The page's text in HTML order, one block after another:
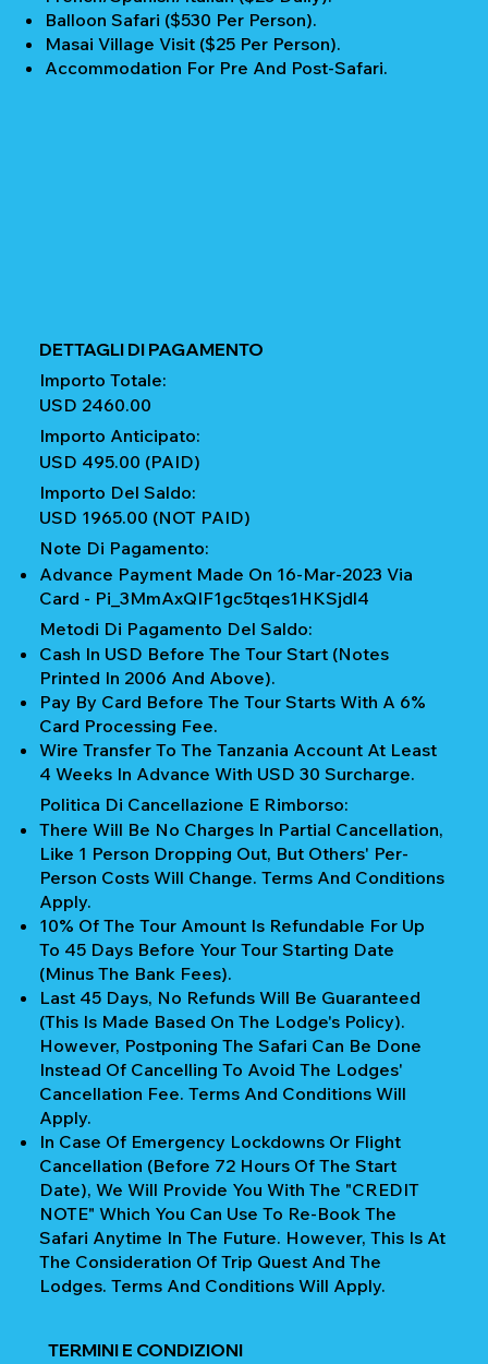
Balloon Safari ($530 Per Person).
Masai Village Visit ($25 Per Person).
Accommodation For Pre And Post-Safari.
DETTAGLI DI PAGAMENTO
Importo Totale:
USD 2460.00
Importo Anticipato:
USD 495.00 (PAID)
Importo Del Saldo:
USD 1965.00 (NOT PAID)
Note Di Pagamento:
Advance Payment Made On 16-Mar-2023 Via
Card - Pi_3MmAxQIF1gc5tqes1HKSjdl4
Metodi Di Pagamento Del Saldo:
Cash In USD Before The Tour Start (notes
Printed In 2006 And Above).
Pay By Card Before The Tour Starts With A 6%
Card Processing Fee.
Wire Transfer To The Tanzania Account At Least
4 Weeks In Advance With USD 30 Surcharge.
Politica Di Cancellazione E Rimborso:
There Will Be No Charges In Partial Cancellation,
Like 1 Person Dropping Out, But Others' Per-
Person Costs Will Change. Terms And Conditions
Apply.
10% Of The Tour Amount Is Refundable For Up
To 45 Days Before Your Tour Starting Date
(Minus The Bank Fees).
Last 45 Days, No Refunds Will Be Guaranteed
(This Is Made Based On The Lodge's Policy).
However, Postponing The Safari Can Be Done
Instead Of Cancelling To Avoid The Lodges'
Cancellation Fee. Terms And Conditions Will
Apply.
In Case Of Emergency Lockdowns Or Flight
Cancellation (Before 72 Hours Of The Start
Date), We Will Provide You With The "CREDIT
NOTE" Which You Can Use To Re-Book The
Safari Anytime In The Future. However, This Is At
The Consideration Of Trip Quest And The
Lodges. Terms And Conditions Will Apply.
TERMINI E CONDIZIONI